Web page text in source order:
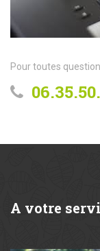
Pour toutes
A votre